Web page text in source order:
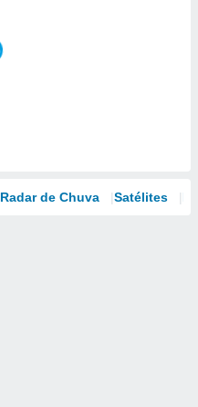
Radar de Chuva Satélites